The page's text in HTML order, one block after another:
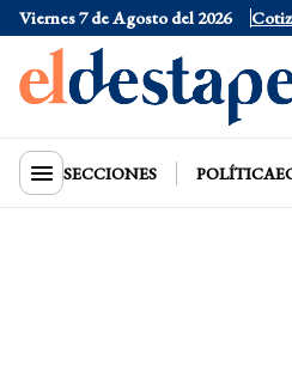
Viernes 7 de Agosto del 2026
Dólar Oficial $1520
SECCIONES POLÍTICA